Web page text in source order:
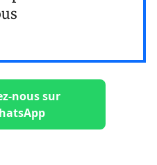
nous sur